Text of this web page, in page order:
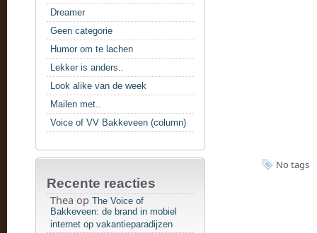
Dreamer
Geen categorie
Humor om te lachen
Lekker is anders..
Look alike van de week
Mailen met..
Voice of VV Bakkeveen (column)
Recente reacties
Thea op The Voice of
Bakkeveen: de brand in mobiel
internet op vakantieparadijzen
No tags